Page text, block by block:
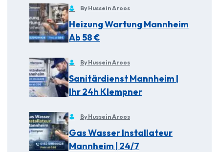
By Hussein Aroos
Heizung Wartung Mannheim
Ab 58 €
By Hussein Aroos
Sanitärdienst Mannheim |
Ihr 24h Klempner
By Hussein Aroos
Gas Wasser Installateur
Mannheim | 24/7